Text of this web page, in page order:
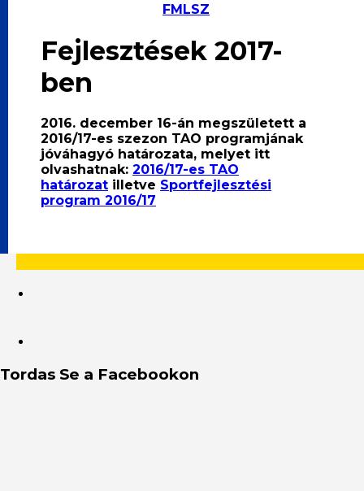
FMLSZ
Fejlesztések 2017-
ben
2016. december 16-án megszületett a
2016/17-es szezon TAO programjának
jóváhagyó határozata, melyet itt
olvashatnak: 2016/17-es TAO
határozat illetve Sportfejlesztési
program 2016/17
Tordas Se a Facebookon